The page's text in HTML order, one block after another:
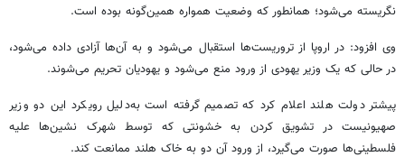
نگریسته می‌شود؛ همانطور که وضعیت همواره همین‌گونه بوده است.
وی افزود: در اروپا از تروریست‌ها استقبال می‌شود و به آن‌ها آزادی داده می‌شود،
در حالی که یک وزیر یهودی از ورود منع می‌شود و یهودیان تحریم می‌شوند.
پیشتر دولت هلند اعلام کرد که تصمیم گرفته است به‌دلیل رویکرد این دو وزیر
صهیونیست در تشویق کردن به خشونتی که توسط شهرک نشین‌ها علیه
فلسطینی‌ها صورت می‌گیرد، از ورود آن دو به خاک هلند ممانعت کند.